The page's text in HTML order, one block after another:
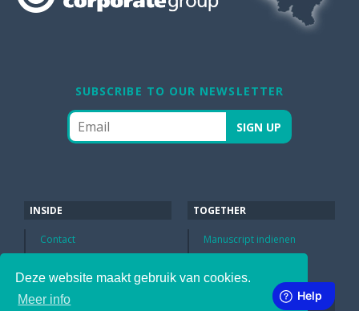
Deze website maakt gebruik van cookies.
Meer info
SUBSCRIBE TO OUR NEWSLETTER
INSIDE
Contact
TOGETHER
Manuscript indienen
Google
LINKING